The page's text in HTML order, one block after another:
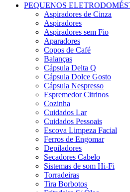
PEQUENOS
Aspiradores de Cinza
Aspiradores
Aspiradores sem Fio
Aparadores
Copos de Café
Balanças
Cápsula Delta Q
Cápsula Dolce Gosto
Cápsula Nespresso
Espremedor Citrinos
Cozinha
Cuidados Lar
Cuidados Pessoais
Escova Limpeza Facial
Ferros de Engomar
Depiladores
Secadores Cabelo
Sistemas de som Hi-Fi
Torradeiras
Tira Borbotos